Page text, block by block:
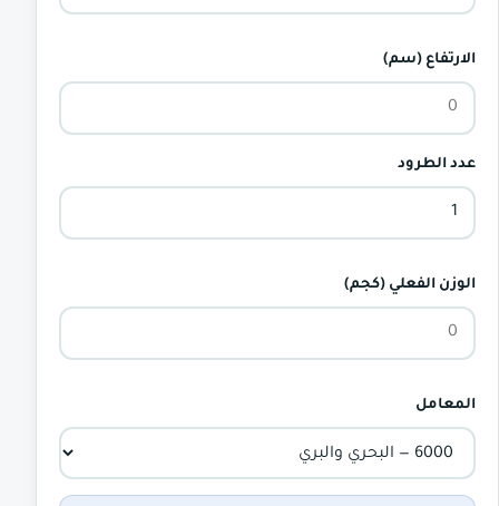
الارتفاع (سم)
عدد الطرود
الوزن الفعلي (كجم)
المعامل